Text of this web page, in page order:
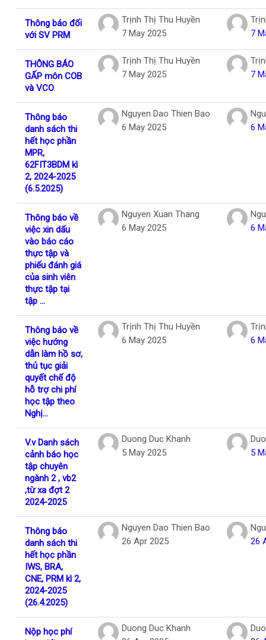
Thông báo đối
với SV PRM
Trịnh Thị Thu Huyền
7 May 2025
7
THÔNG BÁO
GẤP môn COB
và VCO
Trịnh Thị Thu Huyền
7 May 2025
7
Thông báo
danh sách thi
hết học phần
MPR,
62FIT3BDM kì
2, 2024-2025
(6.5.2025)
Nguyen Dao Thien Bao
6 May 2025
6
Thông báo về
việc xin dấu
vào báo cáo
thực tập và
phiếu đánh giá
của sinh viên
thực tập tại
tập ...
Nguyen Xuan Thang
6 May 2025
6
Thông báo về
việc hướng
dẫn làm hồ sơ,
thủ tục giải
quyết chế độ
hỗ trợ chi phí
học tập theo
Nghị...
Trịnh Thị Thu Huyền
6 May 2025
6
V.v Danh sách
cảnh báo học
tập chuyên
ngành 2 , vb2
,từ xa đợt 2
2024-2025
Duong Duc Khanh
5 May 2025
5
Thông báo
danh sách thi
hết học phần
IWS, BRA,
CNE, PRM kì 2,
2024-2025
(26.4.2025)
Nguyen Dao Thien Bao
26 Apr 2025
26
Nộp học phí
Duong Duc Khanh